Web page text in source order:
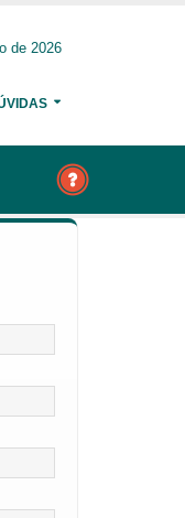
de 2026